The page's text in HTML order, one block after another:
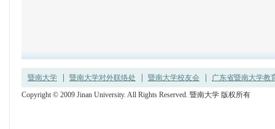
暨南大学 暨南大学对外联络处 暨南大学校友会
广东省暨南大学教
Copyright © 2009 Jinan University. All Rights Reserved. 暨南大学 版权所有